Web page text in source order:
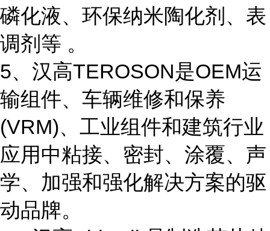
磷化液、环保纳米陶化剂、表
调剂等 。
5、汉高TEROSON是OEM运
输组件、车辆维修和保养
(VRM)、工业组件和建筑行业
应用中粘接、密封、涂覆、声
学、加强和强化解决方案的驱
动品牌。